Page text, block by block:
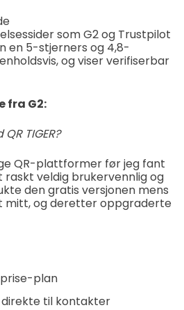
som G2 og Trustpilot
en 5-stjerners og 4,8-
og viser verifiserbar
fra G2:
TIGER?
QR-plattformer før jeg fant
raskt veldig brukervennlig og
den gratis versjonen mens
mitt, og deretter oppgraderte
plan
direkte til kontakter